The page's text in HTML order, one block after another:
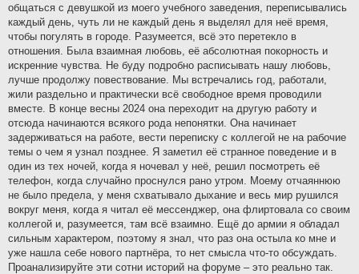
общаться с девушкой из моего учебного заведения, переписывались
каждый день, чуть ли не каждый день я выделял для неё время,
чтобы погулять в городе. Разумеется, всё это перетекло в
отношения. Была взаимная любовь, её абсолютная покорность и
искренние чувства. Не буду подробно расписывать нашу любовь,
лучше продолжу повествование. Мы встречались год, работали,
жили раздельно и практически всё свободное время проводили
вместе. В конце весны 2024 она переходит на другую работу и
отсюда начинаются всякого рода непонятки. Она начинает
задерживаться на работе, вести переписку с коллегой не на рабочие
темы о чем я узнал позднее. Я заметил её странное поведение и в
один из тех ночей, когда я ночевал у неё, решил посмотреть её
телефон, когда случайно проснулся рано утром. Моему отчаяннюю
не было предела, у меня схватывало дыхание и весь мир рушился
вокруг меня, когда я читал её мессенджер, она флиртовала со своим
коллегой и, разумеется, там всё взаимно. Ещё до армии я обладал
сильным характером, поэтому я знал, что раз она остыла ко мне и
уже нашла себе нового партнёра, то нет смысла что-то обсуждать.
Проанализируйте эти сотни историй на форуме – это реально так.